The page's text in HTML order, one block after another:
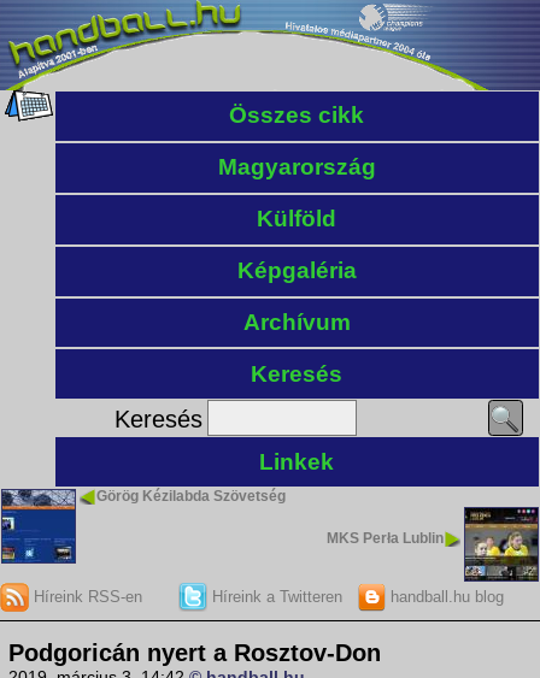
Összes cikk
Magyarország
Külföld
Képgaléria
Archívum
Keresés
Keresés
Linkek
Görög Kézilabda Szövetség
MKS Perła Lublin
Híreink RSS-en Híreink a Twitteren handball.hu blog
Podgoricán nyert a Rosztov-Don